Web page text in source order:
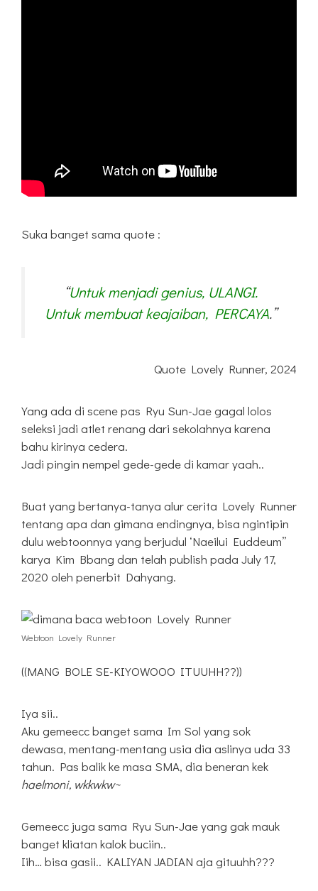
Suka banget sama quote :
“Untuk menjadi genius, ULANGI.
Untuk membuat keajaiban, PERCAYA.”
Quote Lovely Runner, 2024
Yang ada di scene pas Ryu Sun-Jae gagal lolos
seleksi jadi atlet renang dari sekolahnya karena
bahu kirinya cedera.
Jadi pingin nempel gede-gede di kamar yaah..
Buat yang bertanya-tanya alur cerita Lovely Runner
tentang apa dan gimana endingnya, bisa ngintipin
dulu webtoonnya yang berjudul ‘Naeilui Euddeum”
karya Kim Bbang dan telah publish pada July 17,
2020 oleh penerbit Dahyang.
Webtoon Lovely Runner
((MANG BOLE SE-KIYOWOOO ITUUHH??))
Iya sii..
Aku gemeecc banget sama Im Sol yang sok
dewasa, mentang-mentang usia dia aslinya uda 33
tahun. Pas balik ke masa SMA, dia beneran kek
haelmoni, wkkwkw~
Gemeecc juga sama Ryu Sun-Jae yang gak mauk
banget kliatan kalok buciin..
Iih… bisa gasii.. KALIYAN JADIAN aja gituuhh???